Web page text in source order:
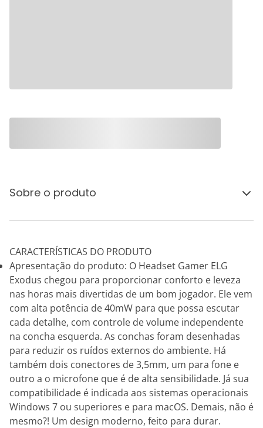
Sobre o produto
CARACTERÍSTICAS DO PRODUTO
Apresentação do produto: O Headset Gamer ELG
Exodus chegou para proporcionar conforto e leveza
nas horas mais divertidas de um bom jogador. Ele vem
com alta potência de 40mW para que possa escutar
cada detalhe, com controle de volume independente
na concha esquerda. As conchas foram desenhadas
para reduzir os ruídos externos do ambiente. Há
também dois conectores de 3,5mm, um para fone e
outro a o microfone que é de alta sensibilidade. Já sua
compatibilidade é indicada aos sistemas operacionais
Windows 7 ou superiores e para macOS. Demais, não é
mesmo?! Um design moderno, feito para durar.